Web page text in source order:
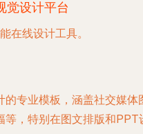
设计平台
在线设计工具。
的专业模板，涵盖社交媒体
等，特别在图文排版和PPT